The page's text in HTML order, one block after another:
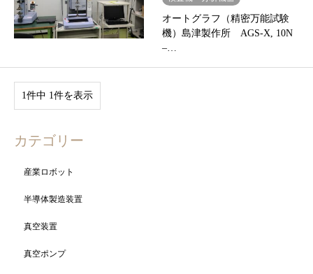
オートグラフ（精密万能試験
機）島津製作所 AGS-X, 10N
–…
1件中 1件を表示
カテゴリー
産業ロボット
半導体製造装置
真空装置
真空ポンプ